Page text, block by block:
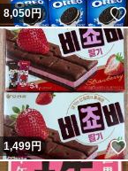
8,050円
1,499円